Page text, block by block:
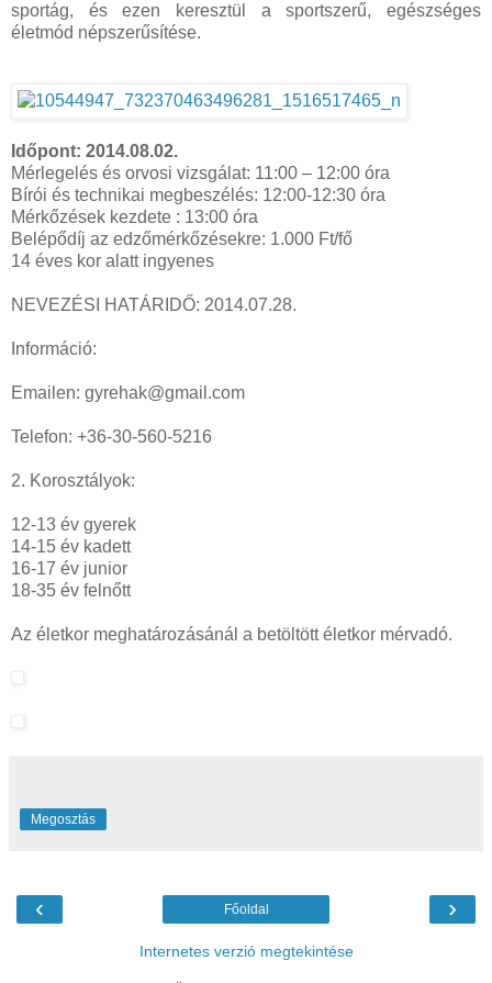
sportág, és ezen keresztül a sportszerű, egészséges
életmód népszerűsítése.
Időpont: 2014.08.02.
Mérlegelés és orvosi vizsgálat: 11:00 – 12:00 óra
Bírói és technikai megbeszélés: 12:00-12:30 óra
Mérkőzések kezdete : 13:00 óra
Belépődíj az edzőmérkőzésekre: 1.000 Ft/fő
14 éves kor alatt ingyenes
NEVEZÉSI HATÁRIDŐ: 2014.07.28.
Információ:
Emailen: gyrehak@gmail.com
Telefon: +36-30-560-5216
2. Korosztályok:
12-13 év gyerek
14-15 év kadett
16-17 év junior
18-35 év felnőtt
Az életkor meghatározásánál a betöltött életkor mérvadó.
Megosztás
‹ ›
Főoldal
Internetes verzió megtekintése